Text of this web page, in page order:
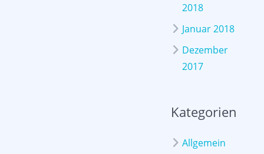
2018
Januar 2018
Dezember
2017
Kategorien
Allgemein